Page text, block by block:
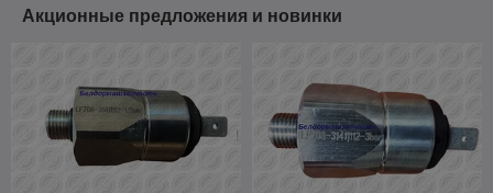
Акционные предложения и новинки